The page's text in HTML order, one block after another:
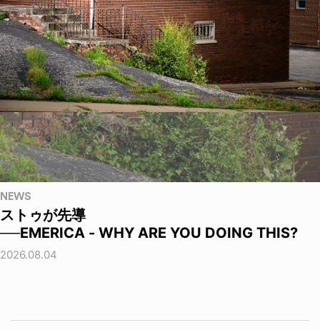
NEWS
ストゥが先導
──EMERICA - WHY ARE YOU DOING THIS?
2026.08.04